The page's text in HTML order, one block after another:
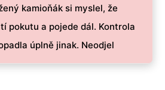
kamioňák si myslel, že
pokutu a pojede dál. Kontrola
úplně jinak. Neodjel